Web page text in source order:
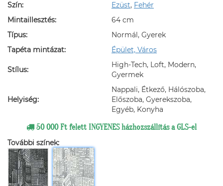
Szín:
Ezüst, Fehér
Mintaillesztés:
64 cm
Típus:
Normál, Gyerek
Tapéta mintázat:
Épület, Város
Stílus:
High-Tech, Loft, Modern,
Gyermek
Helyiség:
Nappali, Étkező, Hálószoba,
Előszoba, Gyerekszoba,
Egyéb, Konyha
50 000 Ft felett INGYENES házhozszállítás a GLS-el
További színek: